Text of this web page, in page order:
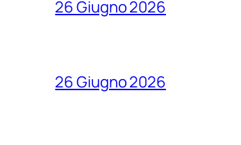
26 Giugno 2026
26 Giugno 2026